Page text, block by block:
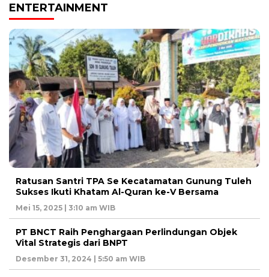
ENTERTAINMENT
Ratusan Santri TPA Se Kecatamatan Gunung Tuleh
Sukses Ikuti Khatam Al-Quran ke-V Bersama
Mei 15, 2025 | 3:10 am WIB
PT BNCT Raih Penghargaan Perlindungan Objek
Vital Strategis dari BNPT
Desember 31, 2024 | 5:50 am WIB